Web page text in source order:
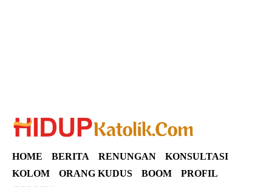
HOME BERITA RENUNGAN
KONSULTASI
KOLOM
ORANG KUDUS BOOM
PROFIL